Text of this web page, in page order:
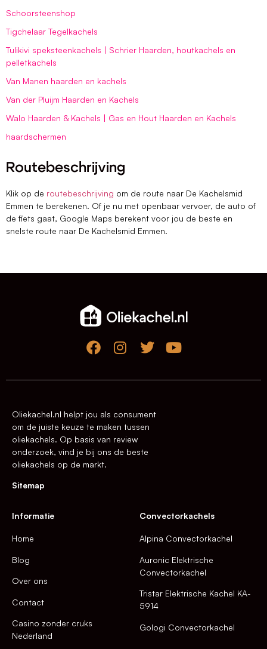
Schoorsteenshop
Tigchelaar Tegelkachels
Tulikivi speksteenkachels | Schrier Haarden, houtkachels en
pelletkachels
Van Manen haarden en kachels
Van der Pluijm Haarden en Kachels
Walo Haarden & Kachels | Gas en Hout Haarden en Kachels
haardschermen
Routebeschrijving
Klik op de routebeschrijving om de route naar De Kachelsmid
Emmen te berekenen. Of je nu met openbaar vervoer, de auto of
de fiets gaat, Google Maps berekent voor jou de beste en
snelste route naar De Kachelsmid Emmen.
Oliekachel.nl helpt jou als consument
om de juiste keuze te maken tussen
oliekachels. Op basis van review
onderzoek, vind je bij ons de beste
oliekachels op de markt.
Sitemap
Informatie
Home
Blog
Over ons
Contact
Casino zonder cruks
Nederland
Convectorkachels
Alpina Convectorkachel
Auronic Elektrische
Convectorkachel
Tristar Elektrische Kachel KA-
5914
Gologi Convectorkachel